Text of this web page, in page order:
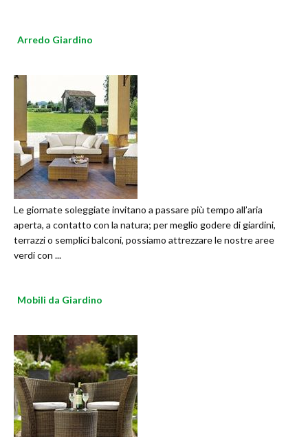
Arredo Giardino
Le giornate soleggiate invitano a passare più tempo all’aria
aperta, a contatto con la natura; per meglio godere di giardini,
terrazzi o semplici balconi, possiamo attrezzare le nostre aree
verdi con ...
Mobili da Giardino